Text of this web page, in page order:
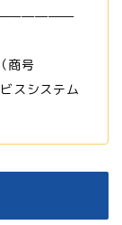
商号
スシステム